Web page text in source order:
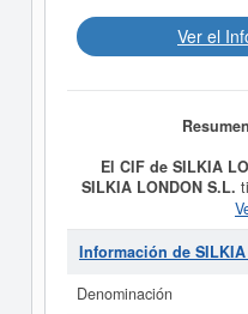
Ver el
El CIF de SILKIA
SILKIA LONDON S.L.
día 29/07/2025 y su
4775 / COMERCIO AL
DE COSMETICA E
ESPECIALIZADO. Se
Información de SILKIA
Denominación